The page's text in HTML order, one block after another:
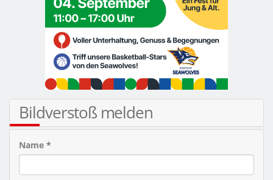
Bildverstoß melden
Name *